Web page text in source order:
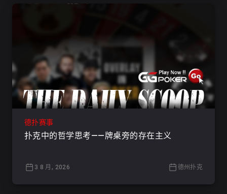
德扑赛事
扑克中的哲学思考——牌桌旁的存在主义
3 8 月, 2026 德州扑克